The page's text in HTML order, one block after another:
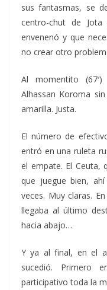
sus fantasmas, se
centro-chut de
envenenó y que
no crear otro
Al momentito
Alhassan Koroma
amarilla. Justa.
El número de
entró en una ruleta
el empate. El Ceuta,
que juegue bien,
veces. Muy claras.
llegaba al último
hacia abajo…
Y ya al final, en el
sucedió. Primero
participativo toda la